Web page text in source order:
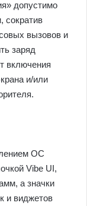
допустимо
сократив
вызовов и
заряд
включения
и/или
ОС
Vibe UI,
а значки
и виджетов